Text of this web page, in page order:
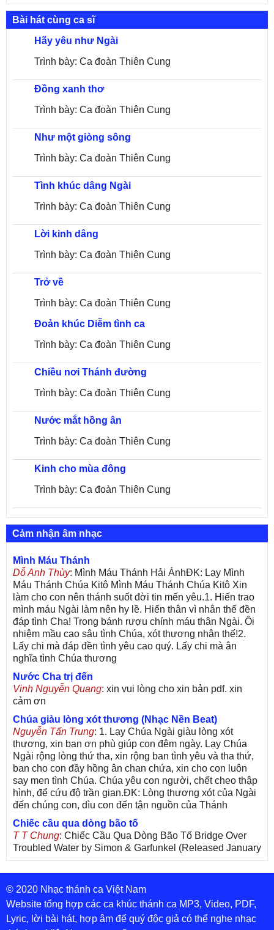
Bài hát cùng ca sĩ
Hãy yêu như Ngài
Trình bày: Ca đoàn Thiên Cung
Đồng xanh thơ
Trình bày: Ca đoàn Thiên Cung
Như một giòng sông
Trình bày: Ca đoàn Thiên Cung
Tình khúc dâng Ngài
Trình bày: Ca đoàn Thiên Cung
Lời kinh dâng
Trình bày: Ca đoàn Thiên Cung
Trở về
Trình bày: Ca đoàn Thiên Cung
Đoản khúc Diễm tình ca
Trình bày: Ca đoàn Thiên Cung
Chiều nơi Thánh đường
Trình bày: Ca đoàn Thiên Cung
Nước mắt hồng ân
Trình bày: Ca đoàn Thiên Cung
Kinh cho mùa đông
Trình bày: Ca đoàn Thiên Cung
Cảm nhận âm nhạc
Mình Máu Thánh
Dỗ Anh Thùy: Mình Máu Thánh Hải ÁnhĐK: Lạy Mình
Máu Thánh Chúa Kitô Mình Máu Thánh Chúa Kitô Xin
làm cho con nên thánh suốt đời tin mến yêu.1. Hiến trao
mình máu Ngài làm nên hy lề. Hiến thân vì nhân thế đền
đáp tình Cha! Trong bánh rượu chính máu thân Ngài. Ôi
nhiệm mầu cao sâu tình Chúa, xót thương nhân thế!2.
Lấy chi mà đáp đền tình yêu cao quý. Lấy chi mà ân
nghĩa tình Chúa thương
Nước Cha trị đến
Vinh Nguyễn Quang: xin vui lòng cho xin bản pdf. xin
cảm ơn
Chúa giàu lòng xót thương (Nhạc Nền Beat)
Nguyễn Tấn Trung: 1. Lạy Chúa Ngài giàu lòng xót
thương, xin ban ơn phù giúp con đêm ngày. Lạy Chúa
Ngài rộng lòng thứ tha, xin rộng ban tình yêu và tha thứ,
ban cho con đầy hồng ân chan chứa, xin cho con luôn
say men tình Chúa. Chúa yêu con người, chết cheo thập
hình, để cứu độ trần gian.ĐK: Lòng thương xót của Ngài
đến chúng con, dìu con đến tận nguồn của Thánh
Chiếc cầu qua dòng bão tố
T T Chung: Chiếc Cầu Qua Dòng Bão Tố Bridge Over
Troubled Water by Simon & Garfunkel (Released January
26, 1970) Lời Việt: Nhạc Sĩ Vũ Đức Nghiêm Trình Bày:
Chung Tử Lưu
De Colores! (Lời Việt)
Son Vu: Bài hát có lời chưa.Cám ơn
© 2020 Nhạc thánh ca Việt Nam
Website tổng hợp các ca khúc thánh ca MP3, Video, PDF,
Lyric, lời bài hát, hợp âm để quý độc giả có thể nghe nhạc